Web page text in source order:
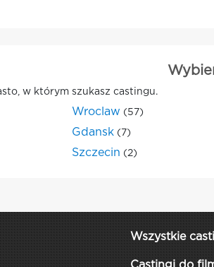
w którym szukasz castingu.
Wroclaw (57)
Gdansk (7)
Szczecin (2)
Wszystkie